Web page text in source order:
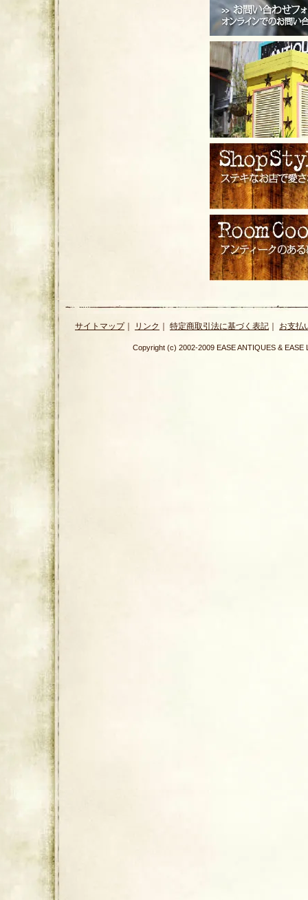
サイトマップ｜ リンク ｜ 特定商取引法に基づく表記 ｜ お支払
Copyright (c) 2002-2009 EASE ANTIQUES &